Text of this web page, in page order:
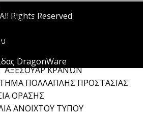
ΚΕΦΑΛΗΣ
ΑΣΦΑΛΕΙΑΣ
ΑΣΦΑΛΕΙΑΣ
ΑΞΕΣΟΥΑΡ ΚΡΑΝΩΝ
ΠΟΛΛΑΠΛΗΣ ΠΡΟΣΤΑΣΙΑΣ
ΟΡΑΣΗΣ
ΑΝΟΙΧΤΟΥ ΤΥΠΟΥ
Rights Reserved
DragonWare